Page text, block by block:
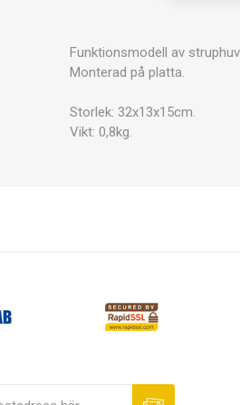
Funktionsmodell av
Monterad på platta.
Storlek: 32x13x15cm.
Vikt: 0,8kg.